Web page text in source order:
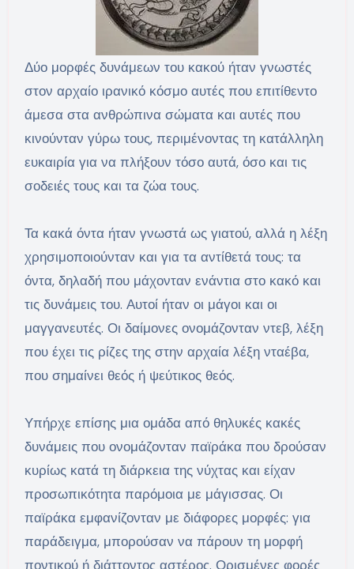
Δύο μορφές δυνάμεων του κακού ήταν γνωστές
στον αρχαίο ιρανικό κόσμο αυτές που επιτίθεντο
άμεσα στα ανθρώπινα σώματα και αυτές που
κινούνταν γύρω τους, περιμένοντας τη κατάλληλη
ευκαιρία για να πλήξουν τόσο αυτά, όσο και τις
σοδειές τους και τα ζώα τους.
Τα κακά όντα ήταν γνωστά ως γιατού, αλλά η λέξη
χρησιμοποιούνταν και για τα αντίθετά τους: τα
όντα, δηλαδή που μάχονταν ενάντια στο κακό και
τις δυνάμεις του. Αυτοί ήταν οι μάγοι και οι
μαγγανευτές. Οι δαίμονες ονομάζονταν ντεβ, λέξη
που έχει τις ρίζες της στην αρχαία λέξη νταέβα,
που σημαίνει θεός ή ψεύτικος θεός.
Υπήρχε επίσης μια ομάδα από θηλυκές κακές
δυνάμεις που ονομάζονταν παϊράκα που δρούσαν
κυρίως κατά τη διάρκεια της νύχτας και είχαν
προσωπικότητα παρόμοια με μάγισσας. Οι
παϊράκα εμφανίζονταν με διάφορες μορφές: για
παράδειγμα, μπορούσαν να πάρουν τη μορφή
ποντικού ή διάττοντος αστέρος. Ορισμένες φορές